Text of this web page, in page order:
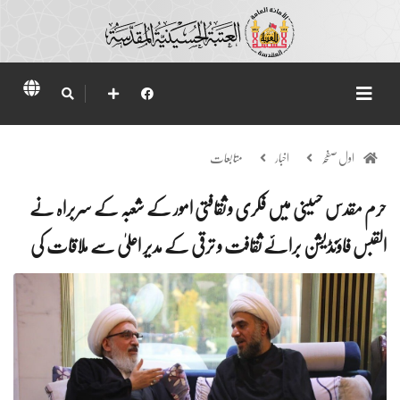
اول صفحہ اخبار متابعات
حرم مقدس حسینی میں فکری و ثقافتی امور کے شعبہ کے سربراہ نے
القبس فاؤنڈیشن برائے ثقافت و ترقی کے مدیر اعلیٰ سے ملاقات کی